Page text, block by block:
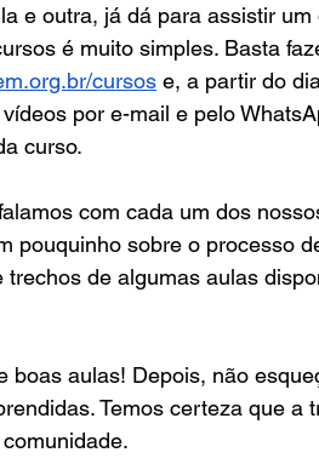
e outra, já dá para assistir um
é muito simples. Basta
cursos e, a partir do
por e-mail e pelo
curso.
com cada um dos
pouquinho sobre o processo
de algumas aulas
boas aulas! Depois, não
Temos certeza que a